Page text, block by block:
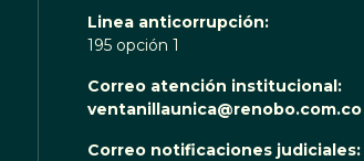
Linea anticorrupción:
195 opción 1
Correo atención institucional:
ventanillaunica@renobo.com.co
Correo notificaciones judiciales: